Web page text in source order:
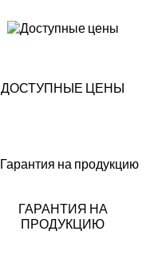
ДОСТУПНЫЕ ЦЕНЫ
ГАРАНТИЯ НА
ПРОДУКЦИЮ